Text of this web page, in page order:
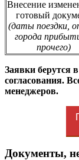
Внесение
готовый
(даты поездки,
города
прочего)
Заявки берутся
согласования.
менеджеров.
Документы,